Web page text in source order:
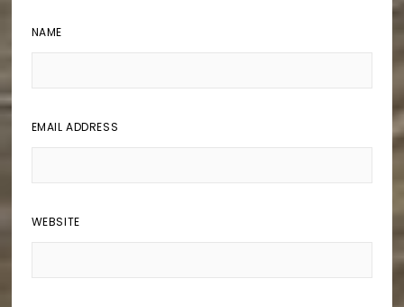
NAME
EMAIL ADDRESS
WEBSITE